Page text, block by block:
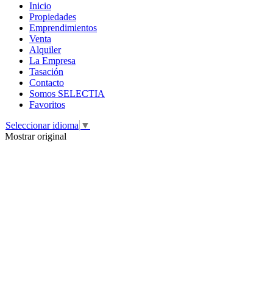
Inicio
Propiedades
Emprendimientos
Venta
Alquiler
La Empresa
Tasación
Contacto
Somos SELECTIA
Favoritos
Seleccionar idioma ▼
Mostrar original